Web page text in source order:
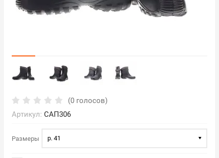
(0 голосов)
Артикул: САП306
Размеры р. 41